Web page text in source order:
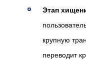
Этап
крупную
переводит